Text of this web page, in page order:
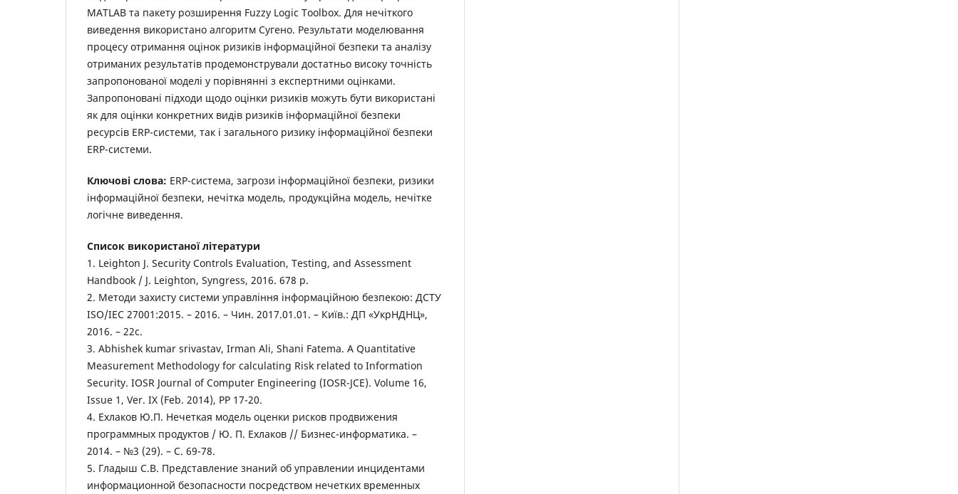
MATLAB та пакету розширення Fuzzy Logic Toolbox. Для нечіткого
виведення використано алгоритм Сугено. Результати моделювання
процесу отримання оцінок ризиків інформаційної безпеки та аналізу
отриманих результатів продемонстрували достатньо високу точність
запропонованої моделі у порівнянні з експертними оцінками.
Запропоновані підходи щодо оцінки ризиків можуть бути використані
як для оцінки конкретних видів ризиків інформаційної безпеки
ресурсів ERP-системи, так і загального ризику інформаційної безпеки
ERP-системи.
Ключові слова: ERP-система, загрози інформаційної безпеки, ризики
інформаційної безпеки, нечітка модель, продукційна модель, нечітке
логічне виведення.
Список використаної літератури
1. Leighton J. Security Controls Evaluation, Testing, and Assessment
Handbook / J. Leighton, Syngress, 2016. 678 p.
2. Методи захисту системи управління інформаційною безпекою: ДСТУ
ISO/IEC 27001:2015. – 2016. – Чин. 2017.01.01. – Київ.: ДП «УкрНДНЦ»,
2016. – 22c.
3. Abhishek kumar srivastav, Irman Ali, Shani Fatema. A Quantitative
Measurement Methodology for calculating Risk related to Information
Security. IOSR Journal of Computer Engineering (IOSR-JCE). Volume 16,
Issue 1, Ver. IX (Feb. 2014), PP 17-20.
4. Ехлаков Ю.П. Нечеткая модель оценки рисков продвижения
программных продуктов / Ю. П. Ехлаков // Бизнес-информатика. –
2014. – №3 (29). – C. 69-78.
5. Гладыш С.В. Представление знаний об управлении инцидентами
информационной безопасности посредством нечетких временных